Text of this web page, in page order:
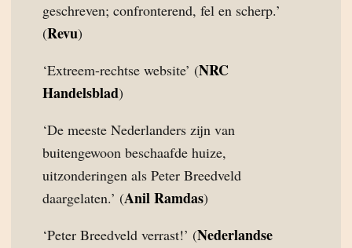
geschreven; confronterend, fel en scherp.’
(Revu)
‘Extreem-rechtse website’ (NRC
Handelsblad)
‘De meeste Nederlanders zijn van
buitengewoon beschaafde huize,
uitzonderingen als Peter Breedveld
daargelaten.’ (Anil Ramdas)
‘Peter Breedveld verrast!’ (Nederlandse